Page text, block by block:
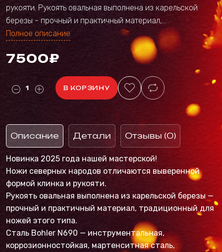
рукояти. Рукоять овальная выполнена из карельской
березы - прочный и практичный материал,...
Полное описание
7500₽
В КОРЗИНУ
Описание Детали Отзывы (0)
Новинка 2025 года нашей мастерской!
Ножи северных народов отличаются выверенной
формой клинка и рукояти.
Рукоять овальная выполнена из карельской березы —
прочный и практичный материал, традиционный для
ножей этого типа.
Сталь Bohler N690 — инструментальная,
коррозионностойкая, мартенситная сталь,